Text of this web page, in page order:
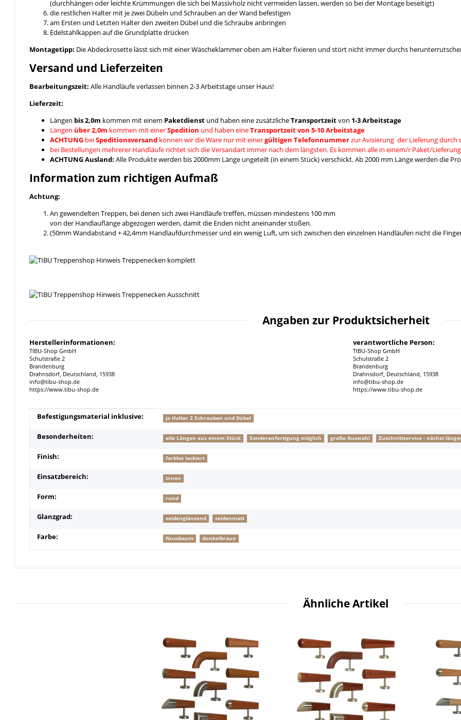
(durchhängen oder leichte Krümmungen die sich bei Massivholz nicht vermeiden lassen, werden so bei der Montage beseitigt)
die restlichen Halter mit je zwei Dübeln und Schrauben an der Wand befestigen
am Ersten und Letzten Halter den zweiten Dübel und die Schraube anbringen
Edelstahlkappen auf die Grundplatte drücken
Montagetipp: Die Abdeckrosette lässt sich mit einer Wäscheklammer oben am Halter fixieren und stört nicht immer durchs
Versand und Lieferzeiten
Bearbeitungszeit: Alle Handläufe verlassen binnen 2-3 Arbeitstage unser Haus!
Lieferzeit:
Längen bis 2,0m kommen mit einem Paketdienst und haben eine zusätzlicheTransportzeitvon 1-3 Arbeitstage
Längen über 2,0m kommen mit einerSpedition und haben eineTransportzeit von 5-10 Arbeitstage
ACHTUNG beiSpeditionsversand können wir die Ware nur mit einergültigen Telefonnummerzur Avisierung der Lieferung durch
bei Bestellungen mehrerer Handläufe richtet sich die Versandart immer nach dem längsten. Es kommen alle in einem/r Paket/
ACHTUNG Ausland: Alle Produkte werden bis 2000mm Länge ungeteilt (in einem Stück) verschickt. Ab 2000 mm Länge werden die
Information zum richtigen Aufmaß
Achtung:
An gewendelten Treppen, bei denen sich zwei Handläufe treffen, müssen mindestens 100 mm
von der Handlauflänge abgezogen werden, damit die Enden nicht aneinander stoßen.
(50mm Wandabstand + 42,4mm Handlaufdurchmesser und ein wenig Luft, um sich zwischen den einzelnen Handläufen nicht die
Angaben zur Produktsicherheit
Herstellerinformationen:
TIBU-Shop GmbH
Schulstraße 2
Brandenburg
Drahnsdorf, Deutschland, 15938
info@tibu-shop.de
https://www.tibu-shop.de
verantwortliche Person:
TIBU-Shop GmbH
Schulstraße 2
Brandenburg
Drahnsdorf, Deutschland, 15938
info@tibu-shop.de
https://www.tibu-shop.de
Produkteigenschaft
Wert
Befestigungsmaterial inklusive: je Halter 2 Schrauben und Dübel
Besonderheiten: alle Längen aus einem Stück Sonderanfertigung möglich große Auswahl Zuschnittservice - nächst
Finish: farblos lackiert
Einsatzbereich: innen
Form: rund
Glanzgrad: seidenglänzend seidenmatt
Farbe: Nussbaum dunkelbraun
Ähnliche Artikel